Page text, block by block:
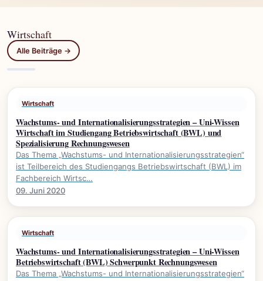
Wirtschaft
Alle Beiträge →
Wirtschaft
Wachstums- und Internationalisierungsstrategien – Uni-Wissen
Wirtschaft im Studiengang Betriebswirtschaft (BWL) und
Spezialisierung Rechnungswesen
Das Thema „Wachstums- und Internationalisierungsstrategien“
ist Teilbereich des Studiengangs Betriebswirtschaft (BWL) im
Fachbereich Wirtsc…
09. Juni 2020
Wirtschaft
Wachstums- und Internationalisierungsstrategien – Uni-Wissen
Betriebswirtschaft (BWL) Schwerpunkt Rechnungswesen
Das Thema „Wachstums- und Internationalisierungsstrategien“